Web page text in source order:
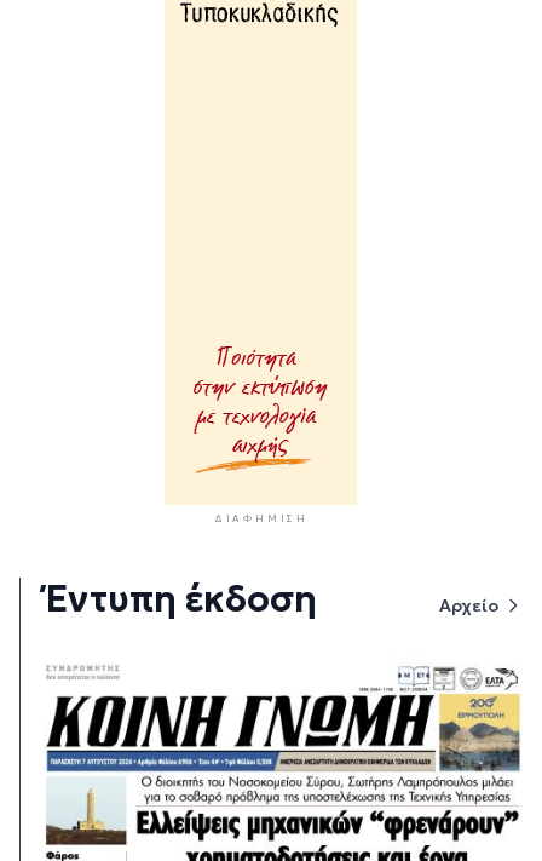
ΔΙΑΦΉΜΙΣΗ
Έντυπη έκδοση Αρχείο